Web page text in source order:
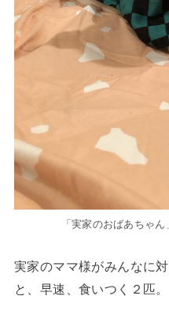
「実家のおばあちゃ
実家のママ様がみんなに
と、早速、食いつく２匹。